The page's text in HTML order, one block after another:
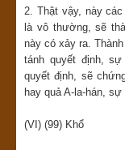
2. Thật vậy, này
là vô thường, sẽ
này có xảy ra.
tánh quyết định,
quyết định, sẽ
hay quả A-la-hán,
(VI) (99) Khổ